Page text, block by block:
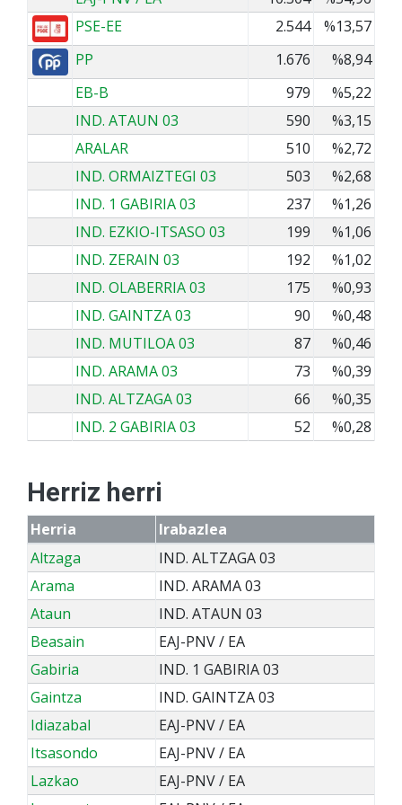
PSE-EE
2.544
%13,57
PP
1.676
%8,94
EB-B
979
%5,22
IND. ATAUN 03
590
%3,15
ARALAR
510
%2,72
IND. ORMAIZTEGI 03
503
%2,68
IND. 1 GABIRIA 03
237
%1,26
IND. EZKIO-ITSASO 03
199
%1,06
IND. ZERAIN 03
192
%1,02
IND. OLABERRIA 03
175
%0,93
IND. GAINTZA 03
90
%0,48
IND. MUTILOA 03
87
%0,46
IND. ARAMA 03
73
%0,39
IND. ALTZAGA 03
66
%0,35
IND. 2 GABIRIA 03
52 %0,28
Herriz herri
Herria
Irabazlea
Altzaga
IND. ALTZAGA 03
Arama
IND. ARAMA 03
Ataun
IND. ATAUN 03
Beasain
EAJ-PNV / EA
Gabiria
IND. 1 GABIRIA 03
Gaintza
IND. GAINTZA 03
Idiazabal
EAJ-PNV / EA
Itsasondo
EAJ-PNV / EA
Lazkao
EAJ-PNV / EA